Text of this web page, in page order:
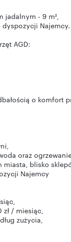
o komfort